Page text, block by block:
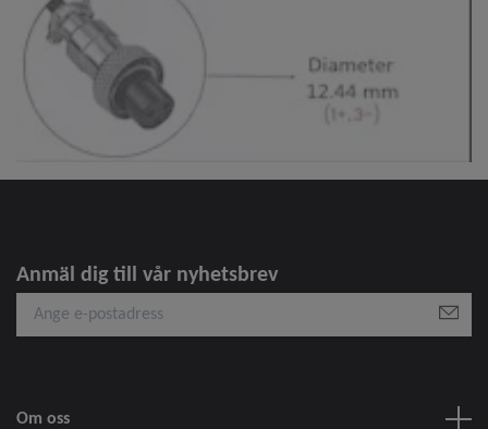
Anmäl dig till vår nyhetsbrev
Om oss